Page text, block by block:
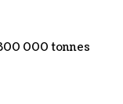
000 tonnes